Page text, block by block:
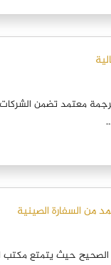
معتمد تضمن الشركات
من السفارة الصينية
حيث يتمتع مكتب